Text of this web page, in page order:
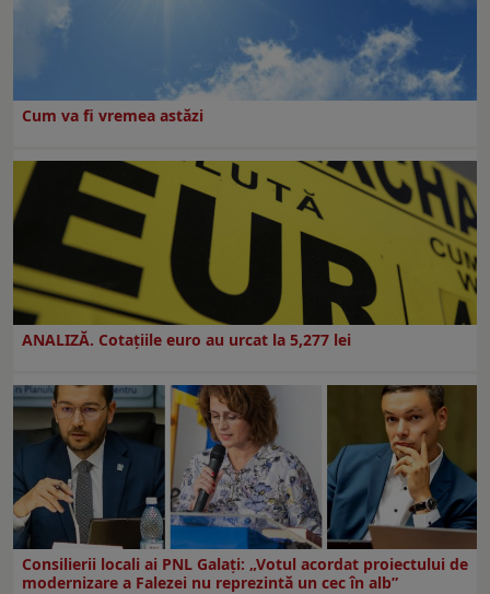
Cum va fi vremea astăzi
ANALIZĂ. Cotațiile euro au urcat la 5,277 lei
Consilierii locali ai PNL Galaţi: „Votul acordat proiectului de
modernizare a Falezei nu reprezintă un cec în alb”